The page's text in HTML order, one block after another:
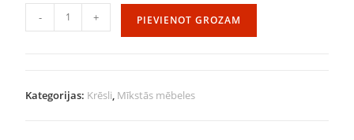
- + PIEVIENOT GROZAM
Kategorijas: Krēsli, Mīkstās mēbeles